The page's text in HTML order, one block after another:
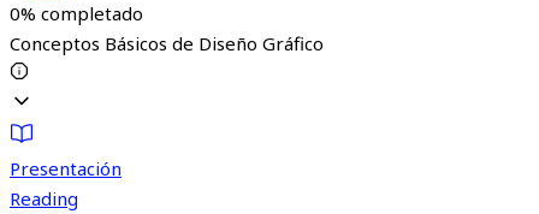
0% completado
Conceptos Básicos de Diseño Gráfico
Presentación
Reading